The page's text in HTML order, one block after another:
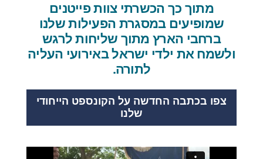
מתוך כך הכשרתי צוות פייטנים
שמופיעים במסגרת הפעילות שלנו
ברחבי הארץ מתוך שליחות לרגש
ולשמח את ילדי ישראל באירועי העליה
לתורה.
צפו בכתבה החדשה על הקונספט הייחודי
שלנו